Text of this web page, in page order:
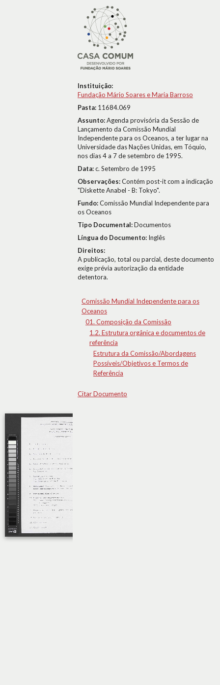
Instituição:
Fundação Mário Soares e Maria Barroso
Pasta: 11684.069
Assunto:Agenda provisória da Sessão de
Lançamento da Comissão Mundial
Independente para os Oceanos, a ter lugar na
Universidade das Nações Unidas, em Tóquio,
nos dias 4 a 7 de setembro de 1995.
Data:c. Setembro de 1995
Observações:Contém post-it com a indicação
"Diskette Anabel - B: Tokyo".
Fundo:Comissão Mundial Independente para
os Oceanos
Tipo Documental:Documentos
Língua do Documento: Inglês
Direitos:
A publicação, total ou parcial, deste documento
exige prévia autorização da entidade
detentora.
Comissão Mundial Independente para os
Oceanos
01. Composição da Comissão
1.2. Estrutura orgânica e documentos de
referência
Estrutura da Comissão/Abordagens
Possíveis/Objetivos e Termos de
Referência
Citar Documento